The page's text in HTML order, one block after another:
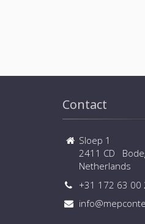
Contact
Sloep 1
2411 CD
Netherlands
+31 172 63 00